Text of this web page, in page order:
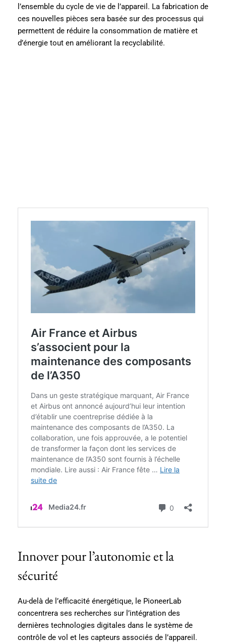
l’ensemble du cycle de vie de l’appareil. La fabrication de
ces nouvelles pièces sera basée sur des processus qui
permettent de réduire la consommation de matière et
d’énergie tout en améliorant la recyclabilité.
Innover pour l’autonomie et la
sécurité
Au-delà de l’efficacité énergétique, le PioneerLab
concentrera ses recherches sur l’intégration des
dernières technologies digitales dans le système de
contrôle de vol et les capteurs associés de l’appareil.